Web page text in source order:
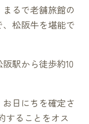
るで老舗旅館の
松阪牛を堪能で
駅から徒歩約10
日にちを確定さ
することをオス